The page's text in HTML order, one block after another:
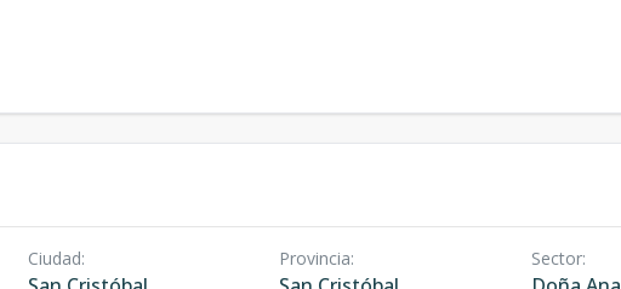
Ciudad: Provincia: Sector: